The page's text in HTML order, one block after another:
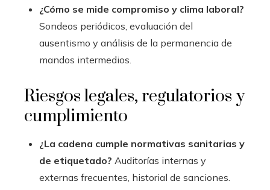
¿Cómo se mide compromiso y clima laboral?
Sondeos periódicos, evaluación del
ausentismo y análisis de la permanencia de
mandos intermedios.
Riesgos legales, regulatorios y
cumplimiento
¿La cadena cumple normativas sanitarias y
de etiquetado? Auditorías internas y
externas frecuentes, historial de sanciones.